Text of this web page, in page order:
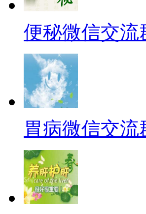
便秘微信交流
胃病微信交流